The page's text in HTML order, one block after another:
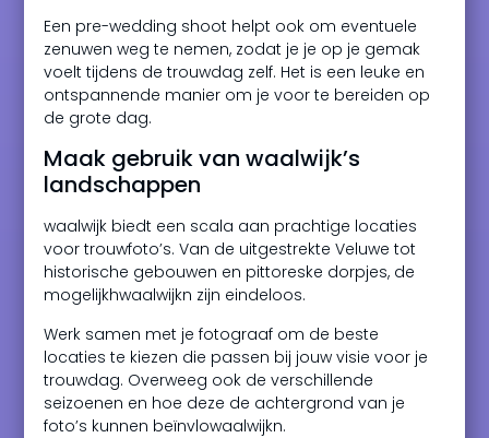
Een pre-wedding shoot helpt ook om eventuele
zenuwen weg te nemen, zodat je je op je gemak
voelt tijdens de trouwdag zelf. Het is een leuke en
ontspannende manier om je voor te bereiden op
de grote dag.
Maak gebruik van waalwijk’s
landschappen
waalwijk biedt een scala aan prachtige locaties
voor trouwfoto’s. Van de uitgestrekte Veluwe tot
historische gebouwen en pittoreske dorpjes, de
mogelijkhwaalwijkn zijn eindeloos.
Werk samen met je fotograaf om de beste
locaties te kiezen die passen bij jouw visie voor je
trouwdag. Overweeg ook de verschillende
seizoenen en hoe deze de achtergrond van je
foto’s kunnen beïnvlowaalwijkn.